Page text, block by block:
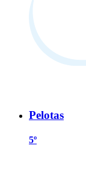
Pelotas
5º